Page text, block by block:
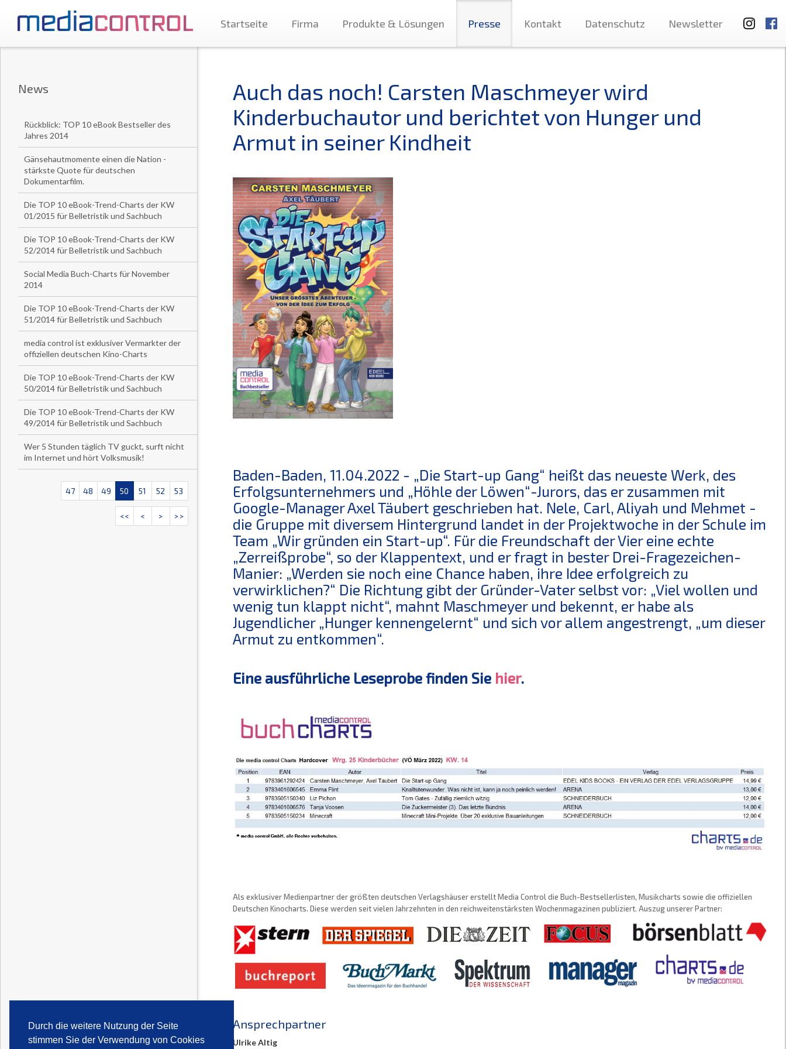
Durch die weitere Nutzung der Seite
stimmen Sie der Verwendung von Cookies
Startseite Firma Produkte & Lösungen Presse Kontakt Datenschutz Newsletter
News
Rückblick: TOP 10 eBook Bestseller des
Jahres 2014
Gänsehautmomente einen die Nation -
stärkste Quote für deutschen
Dokumentarfilm.
Die TOP 10 eBook-Trend-Charts der KW
01/2015 für Belletristik und Sachbuch
Die TOP 10 eBook-Trend-Charts der KW
52/2014 für Belletristik und Sachbuch
Social Media Buch-Charts für November
2014
Die TOP 10 eBook-Trend-Charts der KW
51/2014 für Belletristik und Sachbuch
media control ist exklusiver Vermarkter der
offiziellen deutschen Kino-Charts
Die TOP 10 eBook-Trend-Charts der KW
50/2014 für Belletristik und Sachbuch
Die TOP 10 eBook-Trend-Charts der KW
49/2014 für Belletristik und Sachbuch
Wer 5 Stunden täglich TV guckt, surft nicht
im Internet und hört Volksmusik!
47 48 49 50 51 52 53
<< < > >>
Auch das noch! Carsten Maschmeyer wird
Kinderbuchautor und berichtet von Hunger und
Armut in seiner Kindheit
Baden-Baden, 11.04.2022 - „Die Start-up Gang“ heißt das neueste Werk, des
Erfolgsunternehmers und „Höhle der Löwen“-Jurors, das er zusammen mit
Google-Manager Axel Täubert geschrieben hat. Nele, Carl, Aliyah und Mehmet -
die Gruppe mit diversem Hintergrund landet in der Projektwoche in der Schule im
Team „Wir gründen ein Start-up“. Für die Freundschaft der Vier eine echte
„Zerreißprobe“, so der Klappentext, und er fragt in bester Drei-Fragezeichen-
Manier: „Werden sie noch eine Chance haben, ihre Idee erfolgreich zu
verwirklichen?“ Die Richtung gibt der Gründer-Vater selbst vor: „Viel wollen und
wenig tun klappt nicht“, mahnt Maschmeyer und bekennt, er habe als
Jugendlicher „Hunger kennengelernt“ und sich vor allem angestrengt, „um dieser
Armut zu entkommen“.
Eine ausführliche Leseprobe finden Sie hier.
Als exklusiver Medienpartner der größten deutschen Verlagshäuser erstellt Media Control die Buch-Bestsellerlisten, Musikcharts sowie die offiziellen
Deutschen Kinocharts. Diese werden seit vielen Jahrzehnten in den reichweitenstärksten Wochenmagazinen publiziert. Auszug unserer Partner:
Ansprechpartner
Ulrike Altig